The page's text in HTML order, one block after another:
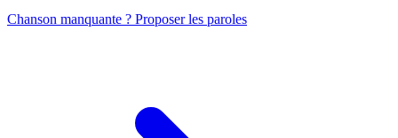
Chanson manquante ? Proposer les paroles